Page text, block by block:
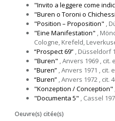
"Invito a leggere come
"Buren o Toroni o
"Position – Proposition" ,
"Eine Manifestation" ,
Cologne, Krefeld,
“Prospect 69” , Düsseldorf
"Buren" , Anvers 1969 , cit.
“Buren” , Anvers 1971 , cit.
“Buren” , Anvers 1972 , cit.
"Konzeption / Conception"
"Documenta 5" , Cassel
Oeuvre(s) citée(s)